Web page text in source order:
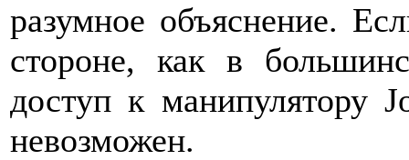
разумное объяснение.
стороне, как в
доступ к
невозможен.